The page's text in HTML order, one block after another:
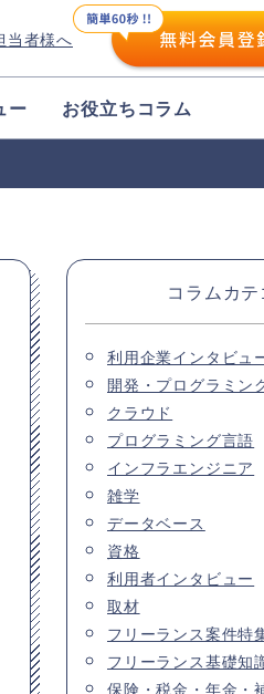
当者様へ
ー お役立ちコラム
コラムカテ
利用企業インタビュ
開発・プログラミン
クラウド
プログラミング言語
インフラエンジニア
雑学
データベース
資格
利用者インタビュー
取材
フリーランス案件特
フリーランス基礎知
保険・税金・年金・